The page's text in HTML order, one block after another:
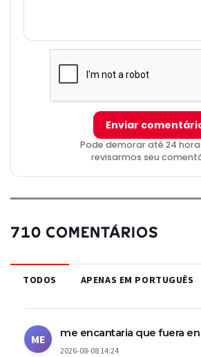
Enviar
Pode demorar até 24
revisarmos seu
710 COMENTÁRIOS
TODOS APENAS EM PORTUGUÊS
ME me encantaria que fuera
2026-08-08 14:24